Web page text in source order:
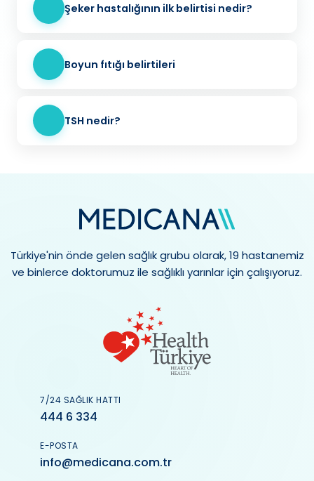
Şeker hastalığının ilk belirtisi nedir?
Boyun fıtığı belirtileri
TSH nedir?
Türkiye'nin önde gelen sağlık grubu olarak, 19 hastanemiz
ve binlerce doktorumuz ile sağlıklı yarınlar için çalışıyoruz.
7/24 SAĞLIK HATTI
444 6 334
E-POSTA
info@medicana.com.tr